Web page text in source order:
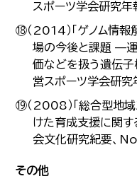
スポーツ学会研究
⑱（2014）「ゲノム情
場の今後と課題 —運
価などを扱う遺伝子
営スポーツ学会研
⑲（2008）「総合型地
けた育成支援に関
会文化研究紀要、
その他